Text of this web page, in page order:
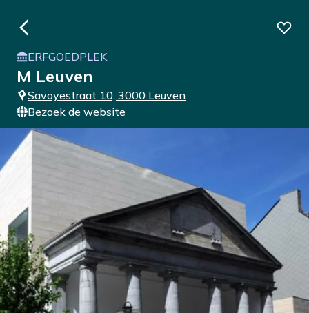
ERFGOEDPLEK
M Leuven
Savoyestraat 10, 3000 Leuven
Bezoek de website